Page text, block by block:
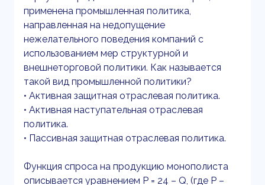
применена промышленная политика,
направленная на недопущение
нежелательного поведения компаний с
использованием мер структурной и
внешнеторговой политики. Как называется
такой вид промышленной политики?
• Активная защитная отраслевая политика.
• Активная наступательная отраслевая
политика.
• Пассивная защитная отраслевая политика.
Функция спроса на продукцию монополиста
описывается уравнением P = 24 – Q, (где P –